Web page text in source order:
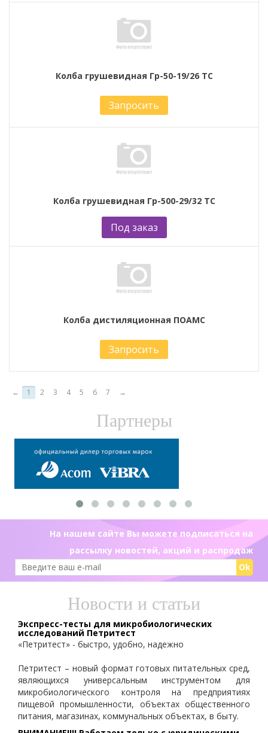
Колба грушевидная Гр-50-19/26 ТС
Запросить
Колба грушевидная Гр-500-29/32 ТС
Под заказ
Колба дистиляционная ПОАМС
Запросить
← 1 2 3 4 5 6 7 →
Партнеры
На нашем сайте Вы можете подписаться на
рассылку новостей, акций и распродаж
Ok
Новости и статьи
Экспресс-тесты для микробиологических
исследований Петритест
«Петритест» - быстро, удобно, надежно
Петритест – новый формат готовых питательных сред,
являющихся универсальным инструментом для
микробиологического контроля на предприятиях
пищевой промышленности, объектах общественного
питания, магазинах, коммунальных объектах, в быту.